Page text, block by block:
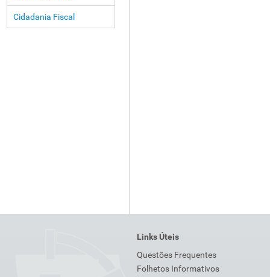
Cidadania Fiscal
Links Úteis
Questões Frequentes
Folhetos Informativos